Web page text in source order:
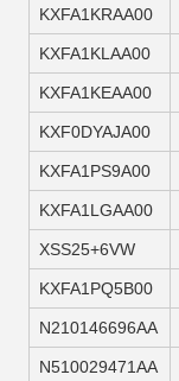
KXFA1KRAA00
KXFA1KLAA00
KXFA1KEAA00
KXF0DYAJA00
KXFA1PS9A00
KXFA1LGAA00
XSS25+6VW
KXFA1PQ5B00
N210146696AA
N510029471AA